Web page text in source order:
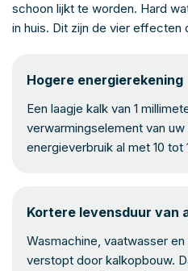
schoon lijkt te worden. Hard
in huis. Dit zijn de vier
Hogere energierekening
Een laagje kalk van 1
verwarmingselement van
energieverbruik al met 10 tot
Kortere levensduur van
Wasmachine, vaatwasser
verstopt door kalkopbouw.